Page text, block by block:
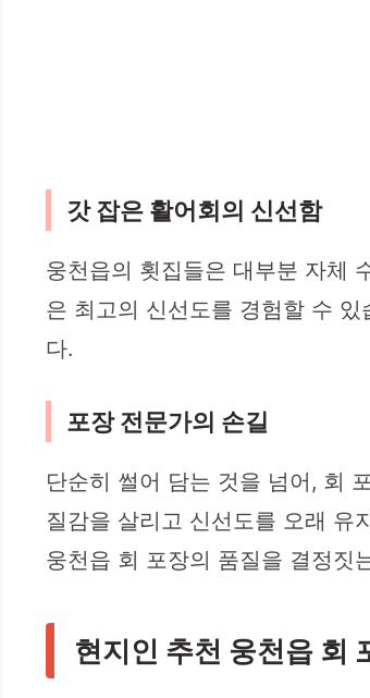
갓 잡은 활어회의 신선함
웅천읍의 횟집들은 대부분 자체
은 최고의 신선도를 경험할 수
다.
포장 전문가의 손길
단순히 썰어 담는 것을 넘어, 회
질감을 살리고 신선도를 오래 유
웅천읍 회 포장의 품질을 결정짓
현지인 추천 웅천읍 회